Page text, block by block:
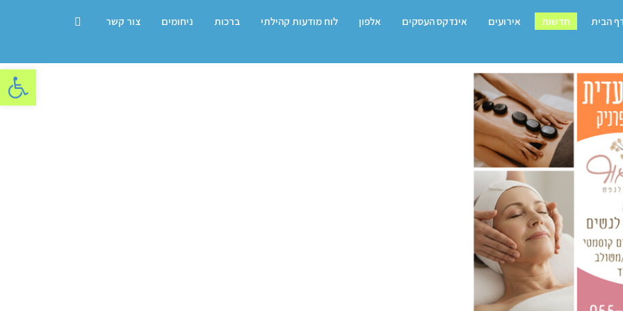
פתח
הבית חדשות אירועים אינדקס העסקים אלפון לוח מודעות קהילתי ברכות ניחומים צור קשר